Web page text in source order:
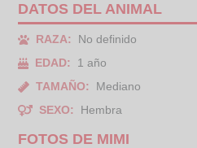
DATOS DEL ANIMAL
RAZA:
No definido
EDAD:
1 año
TAMAÑO:
Mediano
SEXO:
Hembra
FOTOS DE MIMI